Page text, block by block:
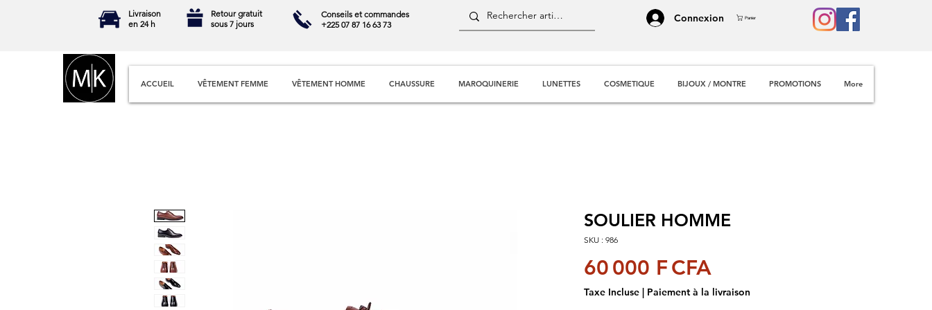
Livraison
en 24 h
Retour gratuit
sous 7 jours
Conseils et commandes
+225 07 87 16 63 73
Connexion Panier
ACCUEIL VÊTEMENT FEMME VÊTEMENT HOMME CHAUSSURE MAROQUINERIE LUNETTES COSMETIQUE BIJOUX / MONTRE PROMOTIONS More
SOULIER HOMME
SKU : 986
60 000 F CFA
Taxe Incluse | Paiement à la livraison